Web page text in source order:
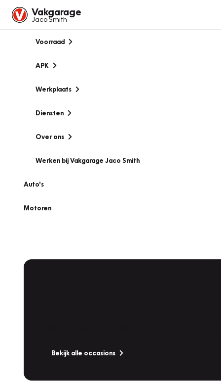
Vakgarage
Jaco Smith
Voorraad
APK
Werkplaats
Diensten
Over ons
Werken bij Vakgarage Jaco Smith
Auto's
Motoren
Bekijk alle occasions